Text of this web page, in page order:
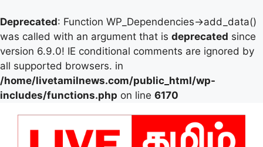
Deprecated: Function WP_Dependencies->add_data()
was called with an argument that is deprecated since
version 6.9.0! IE conditional comments are ignored by
all supported browsers. in
/home/livetamilnews.com/public_html/wp-
includes/functions.php on line 6170